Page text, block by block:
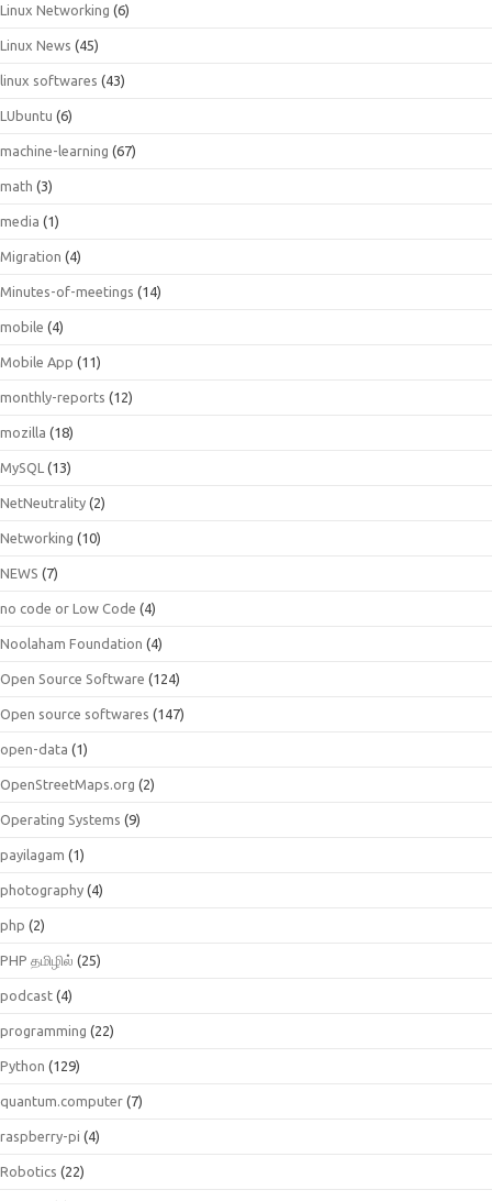
Linux Networking (6)
Linux News (45)
linux softwares (43)
LUbuntu (6)
machine-learning (67)
math (3)
media (1)
Migration (4)
Minutes-of-meetings (14)
mobile (4)
Mobile App (11)
monthly-reports (12)
mozilla (18)
MySQL (13)
NetNeutrality (2)
Networking (10)
NEWS (7)
no code or Low Code (4)
Noolaham Foundation (4)
Open Source Software (124)
Open source softwares (147)
open-data (1)
OpenStreetMaps.org (2)
Operating Systems (9)
payilagam (1)
photography (4)
php (2)
PHP தமிழில் (25)
podcast (4)
programming (22)
Python (129)
quantum.computer (7)
raspberry-pi (4)
Robotics (22)